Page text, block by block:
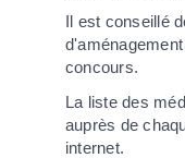
Il est conseillé
concours.
La liste des
auprès de
internet.